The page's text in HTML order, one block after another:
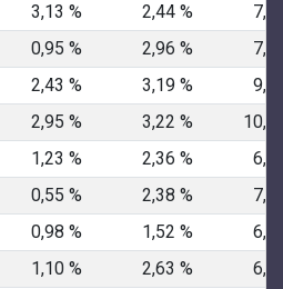
3,13 % 2,44 %
0,95 % 2,96 %
2,43 % 3,19 %
2,95 % 3,22 %
1,23 % 2,36 %
0,55 % 2,38 %
0,98 % 1,52 %
1,10 % 2,63 %